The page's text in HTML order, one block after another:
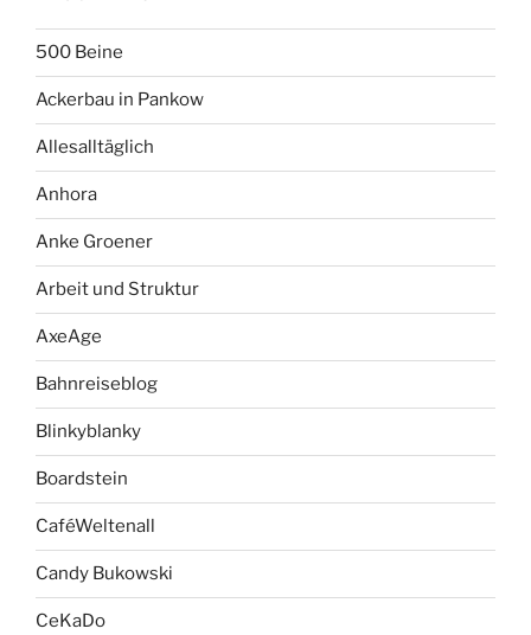
500 Beine
Ackerbau in Pankow
Allesalltäglich
Anhora
Anke Groener
Arbeit und Struktur
AxeAge
Bahnreiseblog
Blinkyblanky
Boardstein
CaféWeltenall
Candy Bukowski
CeKaDo